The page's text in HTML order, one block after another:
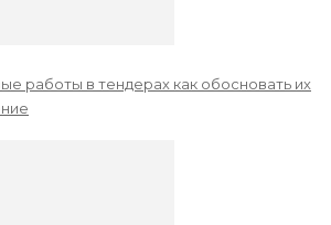
работы в тендерах как обосновать их